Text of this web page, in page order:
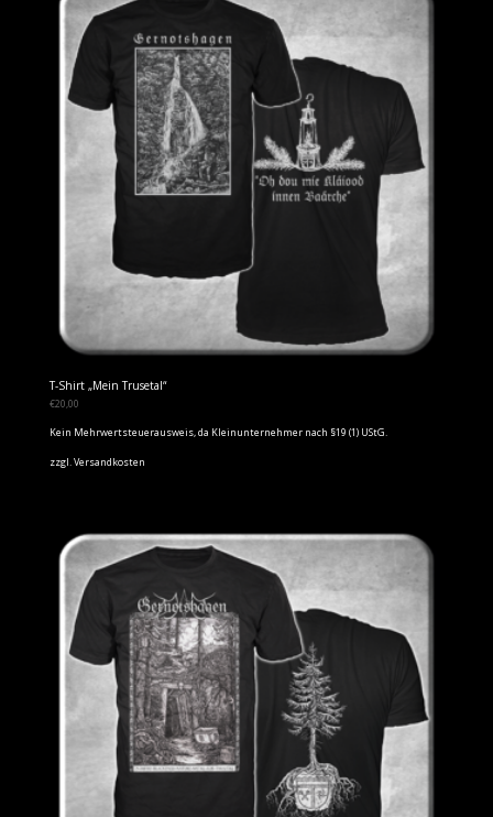
T-Shirt „Mein Trusetal“
€20,00
Kein Mehrwertsteuerausweis, da Kleinunternehmer nach §19 (1) UStG.
zzgl.Versandkosten